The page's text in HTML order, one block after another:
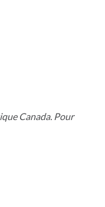
Canada. Pour